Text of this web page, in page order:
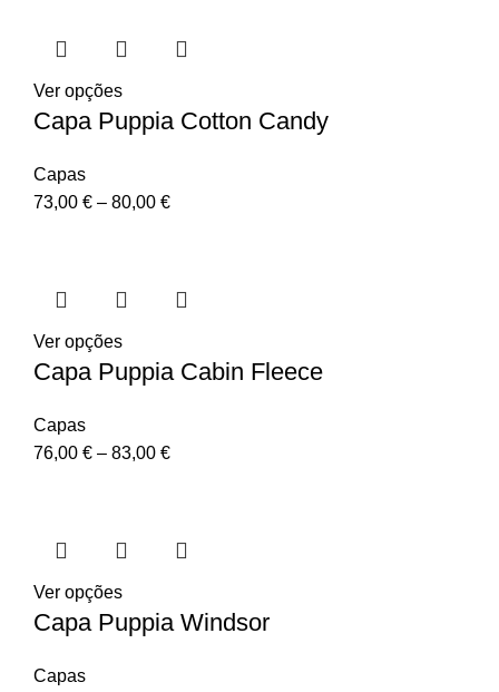
Ver opções
Capa Puppia Cotton Candy
Capas
73,00 € – 80,00 €
Ver opções
Capa Puppia Cabin Fleece
Capas
76,00 € – 83,00 €
Ver opções
Capa Puppia Windsor
Capas